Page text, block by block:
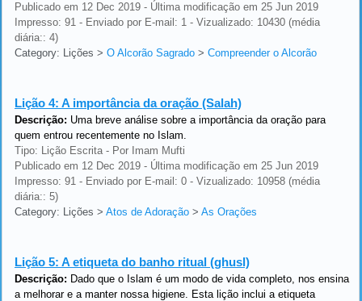
Publicado em 12 Dec 2019 - Última modificação em 25 Jun 2019
Impresso: 91 - Enviado por E-mail: 1 - Vizualizado: 10430 (média
diária:: 4)
Category: Lições > O Alcorão Sagrado > Compreender o Alcorão
Lição 4: A importância da oração (Salah)
Descrição: Uma breve análise sobre a importância da oração para
quem entrou recentemente no Islam.
Tipo: Lição Escrita - Por Imam Mufti
Publicado em 12 Dec 2019 - Última modificação em 25 Jun 2019
Impresso: 91 - Enviado por E-mail: 0 - Vizualizado: 10958 (média
diária:: 5)
Category: Lições > Atos de Adoração > As Orações
Lição 5: A etiqueta do banho ritual (ghusl)
Descrição: Dado que o Islam é um modo de vida completo, nos ensina
a melhorar e a manter nossa higiene. Esta lição inclui a etiqueta